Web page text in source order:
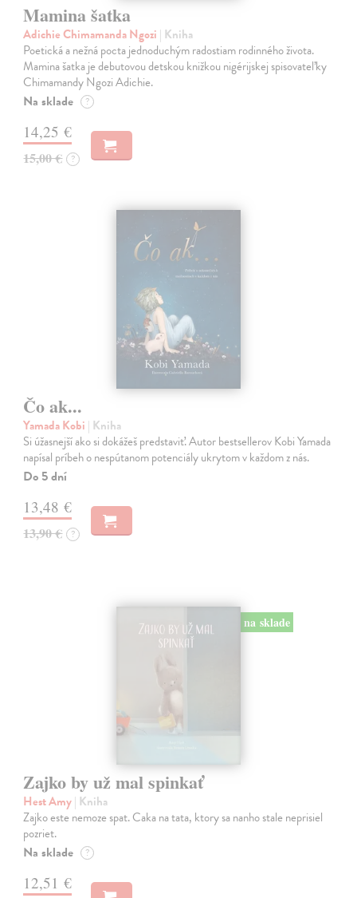
Mamina šatka
Adichie Chimamanda Ngozi | Kniha
Poetická a nežná pocta jednoduchým radostiam rodinného života.
Mamina šatka je debutovou detskou knižkou nigérijskej spisovateľky
Chimamandy Ngozi Adichie.
Na sklade ?
14,25 €
15,00 € ?
Čo ak...
Yamada Kobi | Kniha
Si úžasnejší ako si dokážeš predstaviť. Autor bestsellerov Kobi Yamada
napísal príbeh o nespútanom potenciály ukrytom v každom z nás.
Do 5 dní
13,48 €
13,90 € ?
na sklade
Zajko by už mal spinkať
Hest Amy| Kniha
Zajko este nemoze spat. Caka na tata, ktory sa nanho stale neprisiel
pozriet.
Na sklade ?
12,51 €